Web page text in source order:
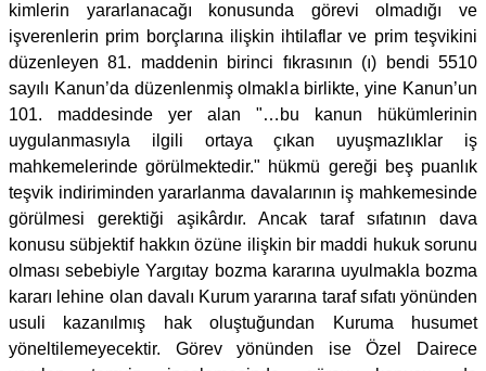
kimlerin yararlanacağı konusunda görevi olmadığı ve
işverenlerin prim borçlarına ilişkin ihtilaflar ve prim teşvikini
düzenleyen 81. maddenin birinci fıkrasının (ı) bendi 5510
sayılı Kanun’da düzenlenmiş olmakla birlikte, yine Kanun’un
101. maddesinde yer alan "…bu kanun hükümlerinin
uygulanmasıyla ilgili ortaya çıkan uyuşmazlıklar iş
mahkemelerinde görülmektedir." hükmü gereği beş puanlık
teşvik indiriminden yararlanma davalarının iş mahkemesinde
görülmesi gerektiği aşikârdır. Ancak taraf sıfatının dava
konusu sübjektif hakkın özüne ilişkin bir maddi hukuk sorunu
olması sebebiyle Yargıtay bozma kararına uyulmakla bozma
kararı lehine olan davalı Kurum yararına taraf sıfatı yönünden
usuli kazanılmış hak oluştuğundan Kuruma husumet
yöneltilemeyecektir. Görev yönünden ise Özel Dairece